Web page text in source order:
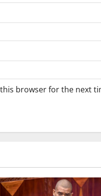
browser for the next